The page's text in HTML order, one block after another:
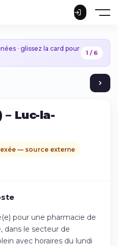
· glissez la card pour
1 / 6
– Luc-la-
— source externe
pour une pharmacie de
dans le secteur de
avec horaires du lundi
l'App Store